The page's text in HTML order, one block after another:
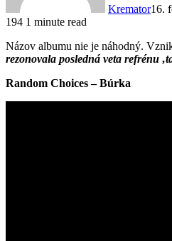
Kremator16.
194 1 minute read
Názov albumu nie je náhodný.
rezonovala posledná veta refrénu
Random Choices – Búrka